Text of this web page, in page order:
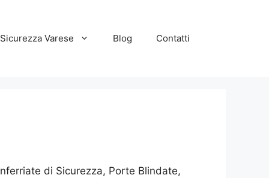
Varese Blog Contatti
di Sicurezza, Porte Blindate,